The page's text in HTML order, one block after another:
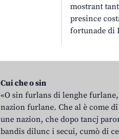
mostrant
presince
fortunade di
Cui che o sin
«O sin furlans di lenghe
nazion furlane. Che al è come
une nazion, che dopo tancj
bandis dilunc i secui, cumò di